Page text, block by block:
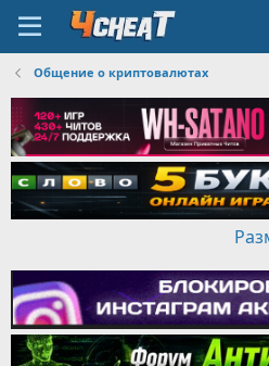
Общение о криптовалютах